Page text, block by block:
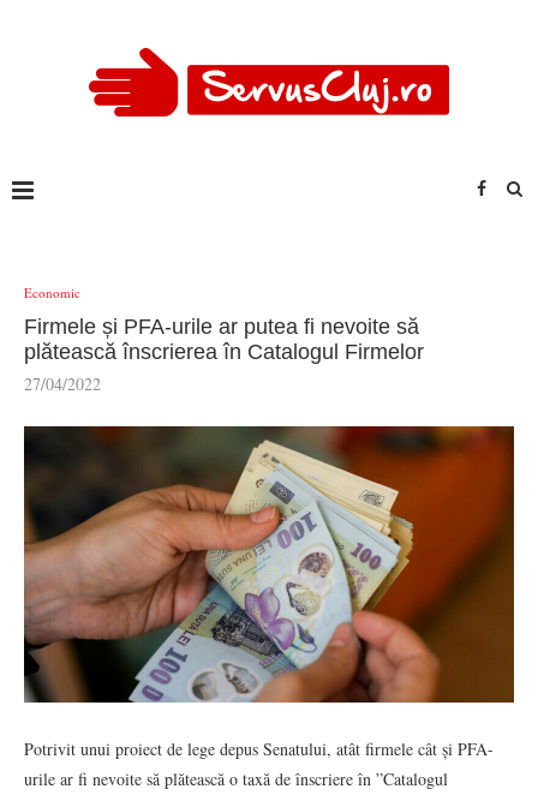
Economic
Firmele și PFA-urile ar putea fi nevoite să
plătească înscrierea în Catalogul Firmelor
27/04/2022
Potrivit unui proiect de lege depus Senatului, atât firmele cât și PFA-
urile ar fi nevoite să plătească o taxă de înscriere în ”Catalogul